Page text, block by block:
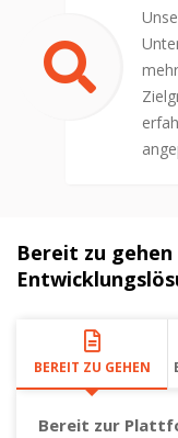
Bereit zu
BEREIT ZU GEHEN
Bereit zur